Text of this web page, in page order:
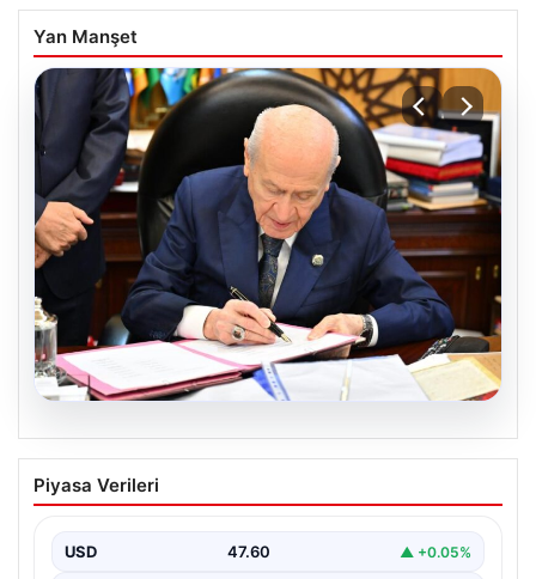
Yan Manşet
05.08.2026
Bahçeli’den çerçeve yasa açıklaması:
Bin yıllık kardeşliğimiz tescillendi
Piyasa Verileri
USD 47.60 ▲ +0.05%